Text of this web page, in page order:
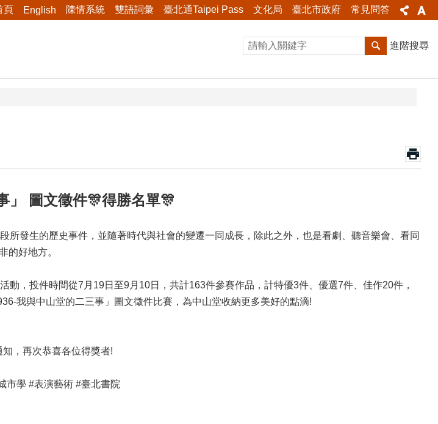
頁 English 陳情系統 雙語詞彙 臺北通Taipei Pass 文化局 臺北市政府 常見問答
進階搜尋
」 圖文徵件🎊得勝名單🎊
所發生的歷史事件，並隨著時代與社會的變遷一同成長，除此之外，也是看劇、聽音樂會、看同
的好地方。
動，投件時間從7月19日至9月10日，共計163件參賽作品，計特優3件、優選7件、佳作20件，
我與中山堂的二三事」圖文徵件比賽，為中山堂收納更多美好的點滴!
，再次恭喜各位得獎者!
市學 #表演藝術 #臺北書院